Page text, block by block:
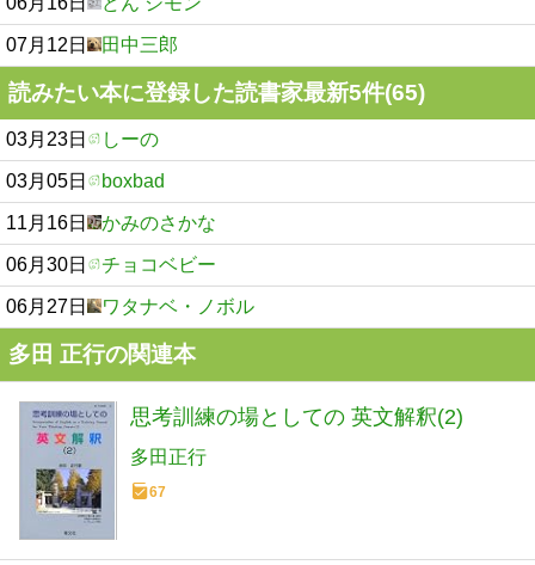
07月12日 田中三郎
読みたい本に登録した読書家最新5件(65)
03月23日 しーの
03月05日 boxbad
11月16日 かみのさかな
06月30日 チョコベビー
06月27日 ワタナベ・ノボル
多田 正行の関連本
思考訓練の場としての 英文解釈(2)
多田正行
67